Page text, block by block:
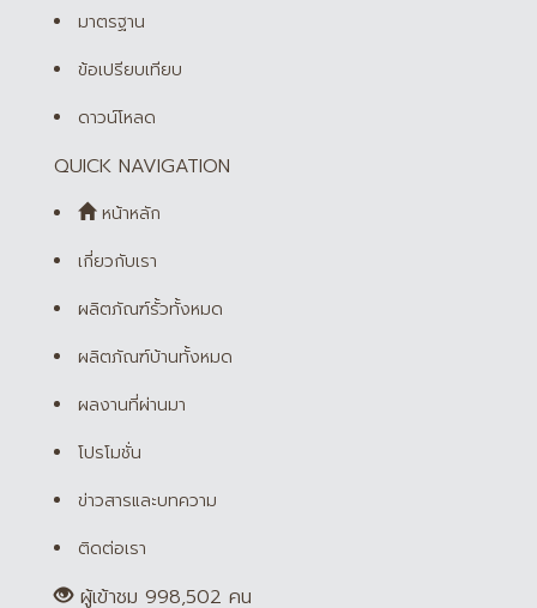
มาตรฐาน
ข้อเปรียบเทียบ
ดาวน์โหลด
QUICK NAVIGATION
หน้าหลัก
เกี่ยวกับเรา
ผลิตภัณฑ์รั้วทั้งหมด
ผลิตภัณฑ์บ้านทั้งหมด
ผลงานที่ผ่านมา
โปรโมชั่น
ข่าวสารและบทความ
ติดต่อเรา
ผู้เข้าชม 998,502 คน